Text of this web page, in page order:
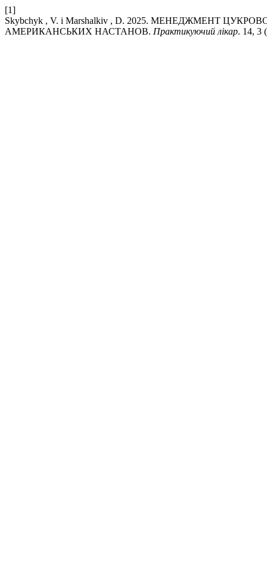
[1]
Skybchyk , V. і Marshalkiv , D. 2025. МЕНЕДЖМЕНТ
АМЕРИКАНСЬКИХ НАСТАНОВ. Практикуючий лікар. 14, 3